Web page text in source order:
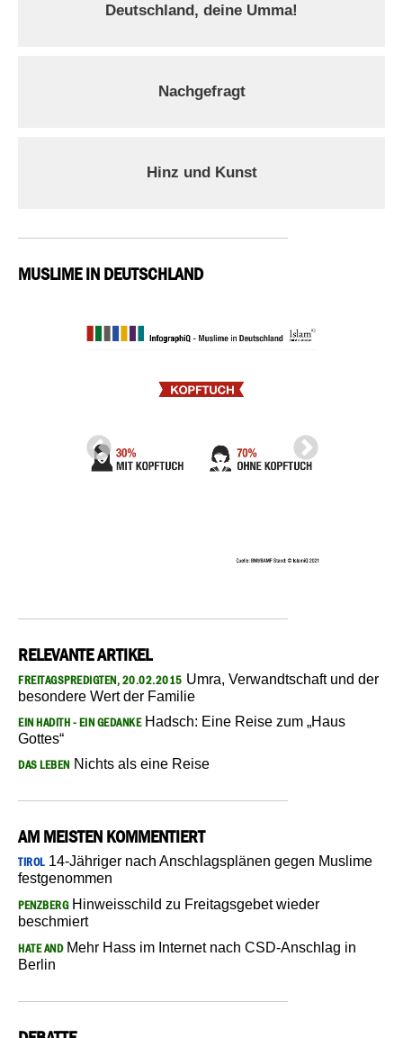
Deutschland, deine Umma!
Nachgefragt
Hinz und Kunst
MUSLIME IN DEUTSCHLAND
RELEVANTE ARTIKEL
FREITAGSPREDIGTEN, 20.02.2015 Umra, Verwandtschaft und der
besondere Wert der Familie
EIN HADITH - EIN GEDANKEHadsch: Eine Reise zum „Haus
Gottes“
DAS LEBEN Nichts als eine Reise
AM MEISTEN KOMMENTIERT
TIROL14-Jähriger nach Anschlagsplänen gegen Muslime
festgenommen
PENZBERGHinweisschild zu Freitagsgebet wieder
beschmiert
HATE ANDMehr Hass im Internet nach CSD-Anschlag in
Berlin